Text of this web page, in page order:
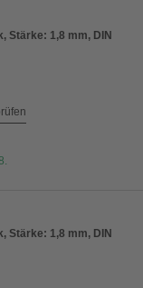
Stärke: 1,8 mm, DIN
Stärke: 1,8 mm, DIN